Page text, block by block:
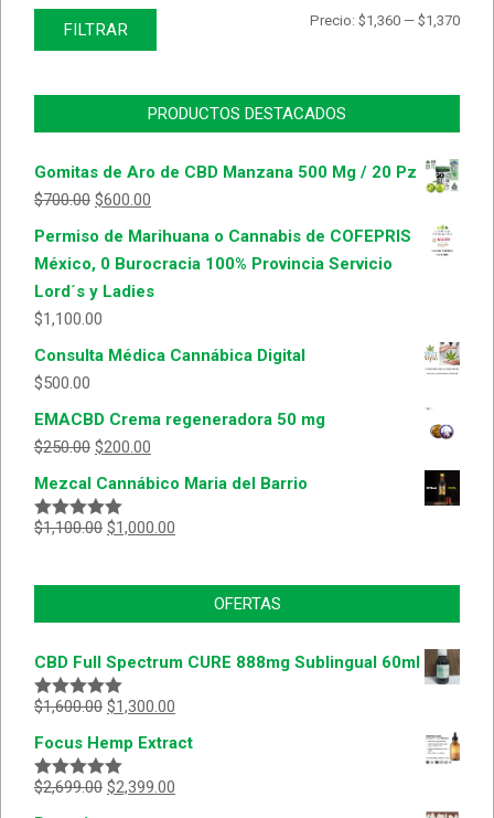
FILTRAR Precio: $1,360 — $1,370
PRODUCTOS DESTACADOS
Gomitas de Aro de CBD Manzana 500 Mg / 20 Pz
$700.00 $600.00
Permiso de Marihuana o Cannabis de COFEPRIS
México, 0 Burocracia 100% Provincia Servicio
Lord´s y Ladies
$1,100.00
Consulta Médica Cannábica Digital
$500.00
EMACBD Crema regeneradora 50 mg
$250.00 $200.00
Mezcal Cannábico Maria del Barrio
Valorado
$1,100.00 $1,000.00
OFERTAS
CBD Full Spectrum CURE 888mg Sublingual 60ml
Valorado
5
$1,600.00 $1,300.00
Focus Hemp Extract
Valorado
$2,699.00 $2,399.00